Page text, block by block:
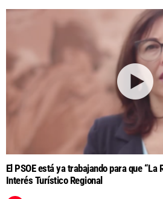
El PSOE está ya trabajando para que “La
Interés Turístico Regional